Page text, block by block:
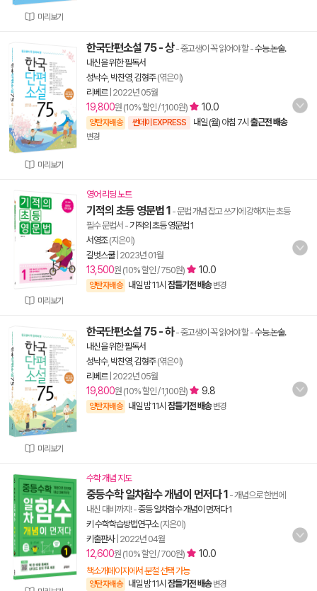
미리보기
미리보기
한국단편소설 75 - 상- 중고생이 꼭 읽어야 할-수능.논술.
내신을 위한 필독서
성낙수, 박찬영, 김형주(엮은이)
리베르| 2022년 05월
19,800원 (10% 할인 / 1,100원) 10.0
양탄자배송 썬데이 EXPRESS 내일 (월) 아침 7시 출근전 배송
변경
미리보기
영어 리딩 노트
기적의 초등 영문법 1 - 문법 개념 잡고 쓰기에 강해지는 초등
필수 문법서 -기적의 초등 영문법 1
서영조(지은이)
길벗스쿨| 2023년 01월
13,500원 (10% 할인 / 750원) 10.0
양탄자배송 내일 밤 11시 잠들기전 배송 변경
미리보기
한국단편소설 75 - 하- 중고생이 꼭 읽어야 할-수능.논술.
내신을 위한 필독서
성낙수, 박찬영, 김형주(엮은이)
리베르| 2022년 05월
19,800원 (10% 할인 / 1,100원) 9.8
양탄자배송 내일 밤 11시 잠들기전 배송 변경
수학 개념 지도
중등수학 일차함수 개념이 먼저다 1 - 개념으로 한번에
내신 대비까지!-중등 일차함수 개념이 먼저다 1
키 수학학습방법연구소(지은이)
키출판사| 2022년 04월
12,600원 (10% 할인 / 700원) 10.0
책소개페이지에서 분철 선택 가능
양탄자배송 내일 밤 11시 잠들기전 배송 변경